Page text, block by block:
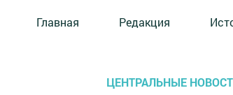
Главная Редакция
ЦЕНТРАЛЬНЫЕ